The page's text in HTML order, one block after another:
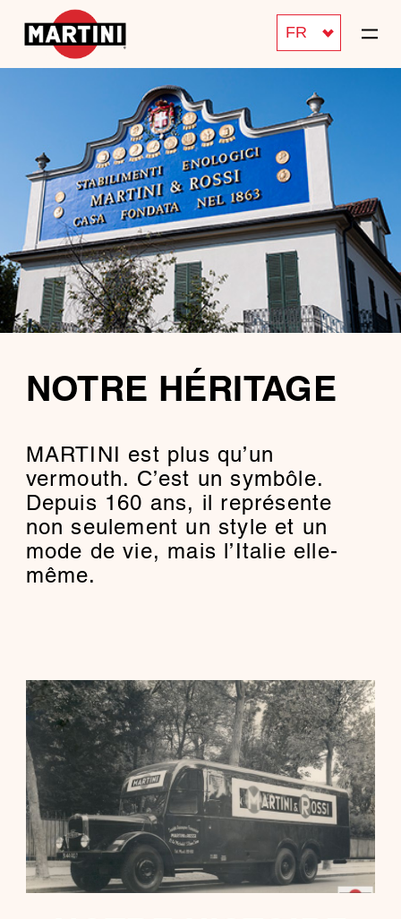
FR
NOTRE HÉRITAGE
MARTINI est plus qu’un
vermouth. C’est un symbôle.
Depuis 160 ans, il représente
non seulement un style et un
mode de vie, mais l’Italie elle-
même.